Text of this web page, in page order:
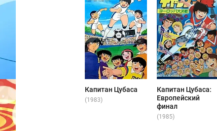
Капитан Цубаса
(1983)
Капитан Цубаса:
Европейский
финал
(1985)